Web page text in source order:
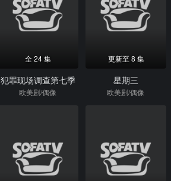
全 24 集
犯罪现场调查第七季
欧美剧/偶像
更新至 8 集
星期三
欧美剧/偶像